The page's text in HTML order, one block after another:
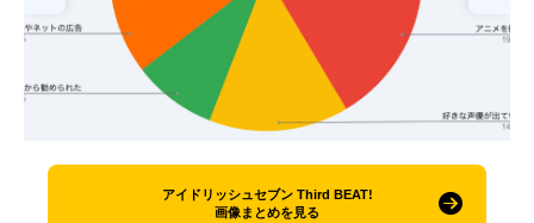
アイドリッシュセブン Third BEAT!
画像まとめを見る